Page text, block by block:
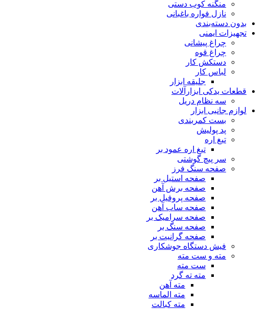
منگنه کوب دستی
نازل فواره باغبانی
بدون دسته‌بندی
تجهیزات ایمنی
چراغ پیشانی
چراغ قوه
دستکش کار
لباس کار
جلیقه ابزار
قطعات یدکی ابزارآلات
سه نظام دریل
لوازم جانبی ابزار
بست کمربندی
پد پولیش
تیغ اره
تیغ اره عمود بر
سر پیچ گوشتی
صفحه سنگ فرز
صفحه استیل بر
صفحه برش آهن
صفحه پروفیل بر
صفحه ساب آهن
صفحه سرامیک بر
صفحه سنگ بر
صفحه گرانیت بر
فیش دستگاه جوشکاری
مته و ست مته
ست مته
مته ته گرد
مته آهن
مته الماسه
مته کبالت